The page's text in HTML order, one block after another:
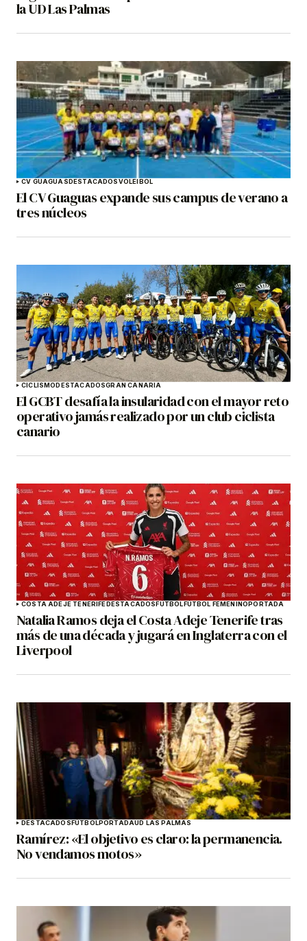
la UD Las Palmas
CV GUAGUASDESTACADOSVOLEIBOL
El CV Guaguas expande sus campus de verano a
tres núcleos
CICLISMODESTACADOSGRAN CANARIA
El GCBT desafía la insularidad con el mayor reto
operativo jamás realizado por un club ciclista
canario
COSTA ADEJE TENERIFEDESTACADOSFÚTBOLFÚTBOL FEMENINOPORTADA
Natalia Ramos deja el Costa Adeje Tenerife tras
más de una década y jugará en Inglaterra con el
Liverpool
DESTACADOSFÚTBOLPORTADAUD LAS PALMAS
Ramírez: «El objetivo es claro: la permanencia.
No vendamos motos»